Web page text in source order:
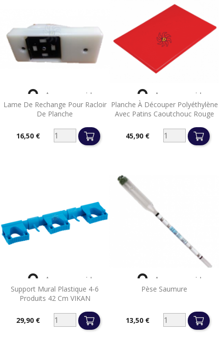
Lame De Rechange Pour Racloir
De Planche
16,50 €
 Aperçu rapide
Planche À Découper Polyéthylène
Avec Patins Caoutchouc Rouge
45,90 €
 Aperçu rapide
Support Mural Plastique 4-6
Produits 42 Cm VIKAN
29,90 €
 Aperçu rapide
Pèse Saumure
13,50 €
 Aperçu rapide